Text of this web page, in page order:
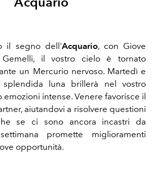
il segno dell'Acquario, con Giove
Gemelli, il vostro cielo è tornato
un Mercurio nervoso. Martedì e
luna brillerà nel vostro
intense. Venere favorisce il
aiutandovi a risolvere questioni
se ci sono ancora incastri da
promette miglioramenti
opportunità.